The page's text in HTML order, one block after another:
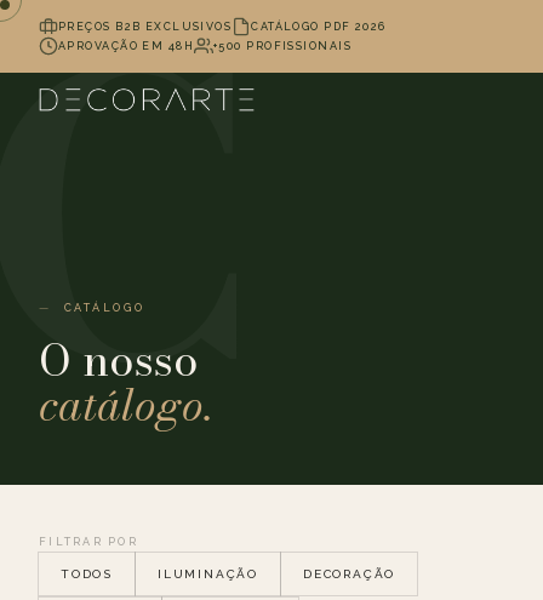
PREÇOS B2B EXCLUSIVOS
CATÁLOGO PDF 2026
APROVAÇÃO EM 48H
+500 PROFISSIONAIS
CATÁLOGO
O nosso
catálogo.
FILTRAR POR
TODOS ILUMINAÇÃO DECORAÇÃO